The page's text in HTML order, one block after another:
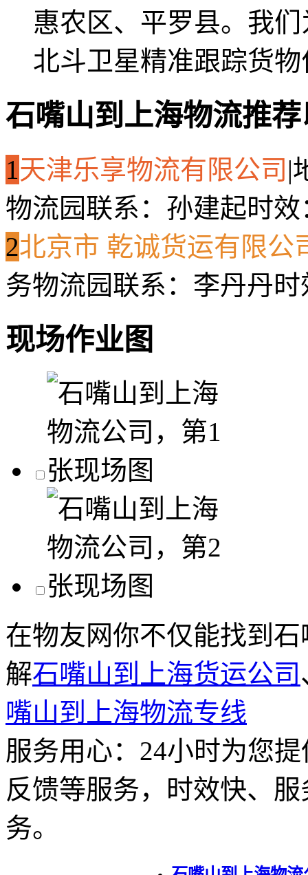
惠农区、平罗县。我
北斗卫星精准跟踪货
石嘴山到上海物流推
1天津乐享物流有限公司 |
物流园联系：孙建起时
2北京市 乾诚货运有限公
务物流园联系：李丹丹
现场作业图
在物友网你不仅能找到
解石嘴山到上海货运公司
嘴山到上海物流专线
服务用心： 24小时为您
反馈等服务，时效快、
务。